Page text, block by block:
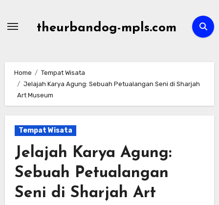
theurbandog-mpls.com
Home
Tempat Wisata
Jelajah Karya Agung: Sebuah Petualangan Seni di Sharjah
Art Museum
Tempat Wisata
Jelajah Karya Agung:
Sebuah Petualangan
Seni di Sharjah Art